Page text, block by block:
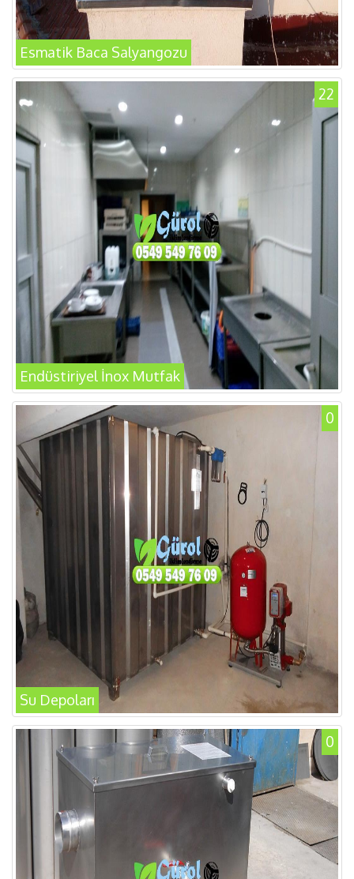
Esmatik Baca Salyangozu
22
Endüstiriyel İnox Mutfak
0
Su Depoları
0